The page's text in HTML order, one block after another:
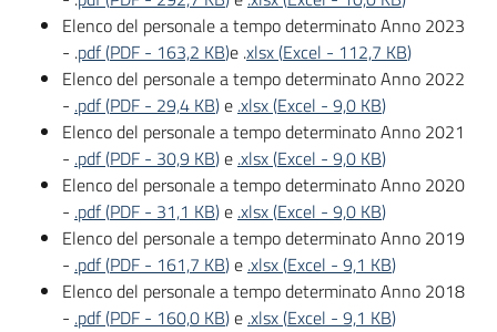
Elenco del personale a tempo determinato Anno 2023
- .pdf(PDF - 163,2 KB)e .xlsx(Excel - 112,7 KB)
Elenco del personale a tempo determinato Anno 2022
- .pdf(PDF - 29,4 KB)e .xlsx(Excel - 9,0 KB)
Elenco del personale a tempo determinato Anno 2021
- .pdf(PDF - 30,9 KB)e .xlsx(Excel - 9,0 KB)
Elenco del personale a tempo determinato Anno 2020
- .pdf(PDF - 31,1 KB)e .xlsx(Excel - 9,0 KB)
Elenco del personale a tempo determinato Anno 2019
- .pdf(PDF - 161,7 KB)e .xlsx(Excel - 9,1 KB)
Elenco del personale a tempo determinato Anno 2018
- .pdf(PDF - 160,0 KB)e .xlsx(Excel - 9,1 KB)